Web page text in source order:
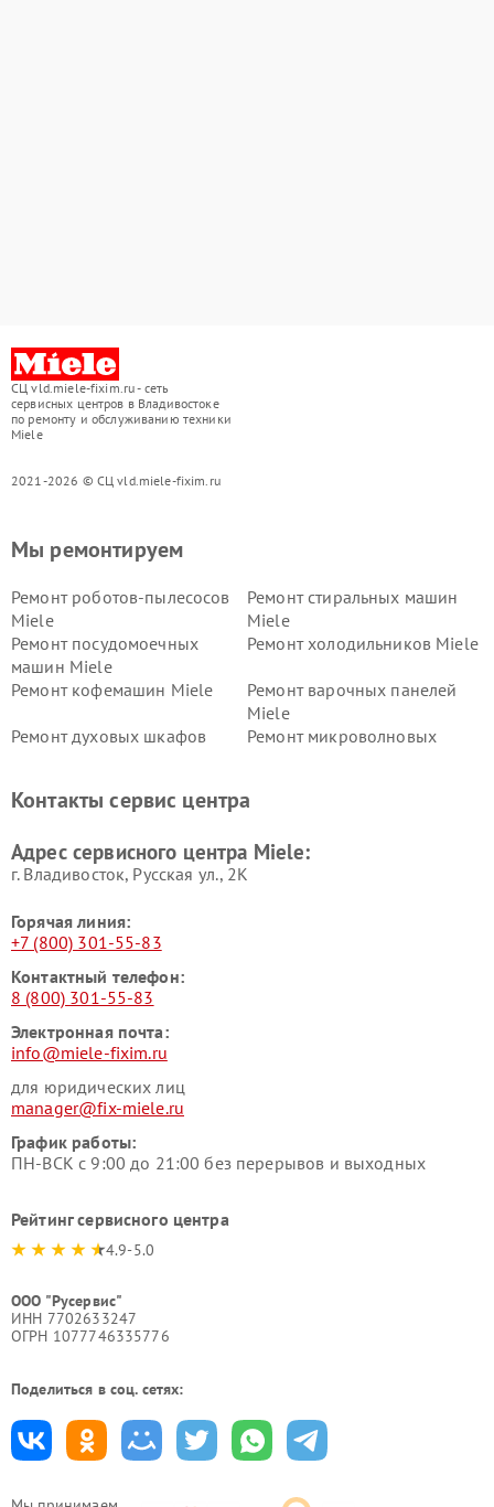
СЦ vld.miele-fixim.ru - сеть
сервисных центров в Владивостоке
по ремонту и обслуживанию техники
Miele
2021-2026 © СЦ vld.miele-fixim.ru
Мы ремонтируем
Ремонт роботов-пылесосов
Miele
Ремонт стиральных машин
Miele
Ремонт посудомоечных
машин Miele
Ремонт холодильников Miele
Ремонт кофемашин Miele
Ремонт варочных панелей
Miele
Ремонт духовых шкафов
Ремонт микроволновых
Miele
Miele
пылесосов Miele
Контакты сервис центра
Адрес сервисного центра Miele:
г. Владивосток, Русская ул., 2К
Горячая линия:
+7 (800) 301-55-83
Контактный телефон:
8 (800) 301-55-83
Электронная почта:
info@miele-fixim.ru
для юридических лиц
manager@fix-miele.ru
График работы:
ПН-ВСК с 9:00 до 21:00 без перерывов и выходных
Рейтинг сервисного центра
4.9-5.0
ООО "Русервис"
ИНН 7702633247
ОГРН 1077746335776
Поделиться в соц. сетях: